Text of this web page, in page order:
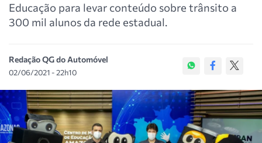
Educação para levar conteúdo sobre trânsito a
300 mil alunos da rede estadual.
Redação QG do Automóvel
02/06/2021 - 22h10